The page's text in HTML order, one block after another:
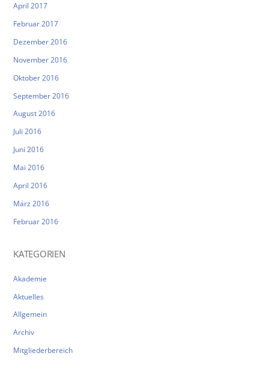
April 2017
Februar 2017
Dezember 2016
November 2016
Oktober 2016
September 2016
August 2016
Juli 2016
Juni 2016
Mai 2016
April 2016
März 2016
Februar 2016
KATEGORIEN
Akademie
Aktuelles
Allgemein
Archiv
Mitgliederbereich